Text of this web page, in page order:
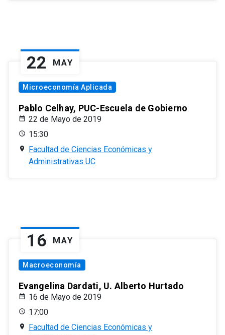
22 MAY
Microeconomía Aplicada
Pablo Celhay, PUC-Escuela de Gobierno
22 de Mayo de 2019
15:30
Facultad de Ciencias Económicas y
Administrativas UC
16 MAY
Macroeconomía
Evangelina Dardati, U. Alberto Hurtado
16 de Mayo de 2019
17:00
Facultad de Ciencias Económicas y